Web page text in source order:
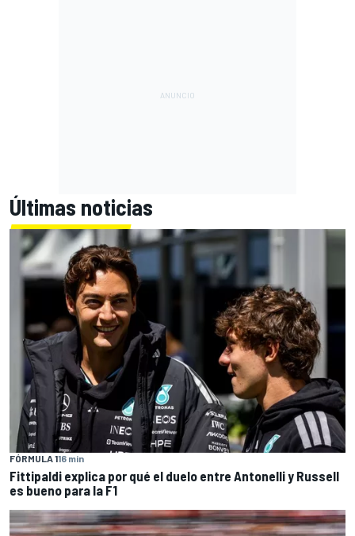
Últimas noticias
FÓRMULA 116 min
Fittipaldi explica por qué el duelo entre Antonelli y Russell
es bueno para la F1